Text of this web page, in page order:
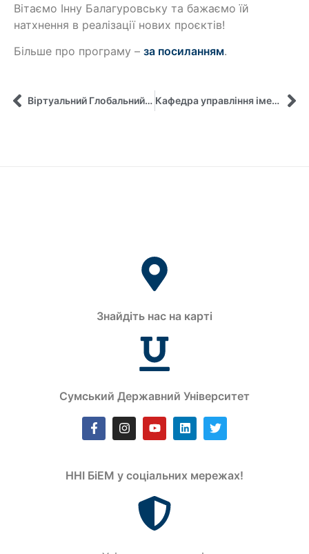
Вітаємо Інну Балагуровську та бажаємо їй
натхнення в реалізації нових проєктів!
Більше про програму – за посиланням.
Віртуальний Глобальний Клас-2021 стартував! Кафедра управління імені Олега Балацького провела онлайн-засідання Експертної ради роботодавців за спеціальністю «Менеджмент»
Знайдіть нас на карті
Сумський Державний Університет
ННІ БіЕМ у соціальних мережах!